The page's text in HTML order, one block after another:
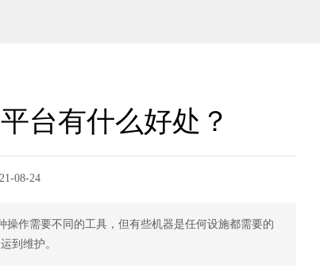
台有什么好处？
08-24
作需要不同的工具，但有些机器是任何设施都需要的
到维护。